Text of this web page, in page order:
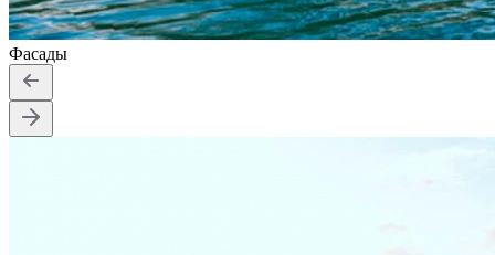
Фасады